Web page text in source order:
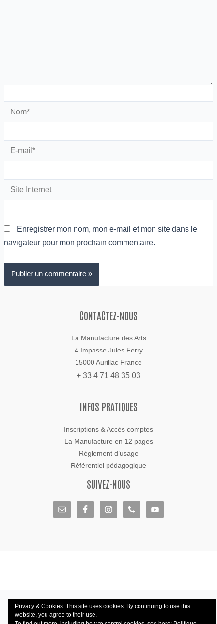
Nom*
E-
mail*
Site
Internet
Enregistrer mon nom, mon e-mail et mon site dans le
navigateur pour mon prochain commentaire.
CONTACTEZ-NOUS
La Manufacture des Arts
4 Impasse Jules Ferry
15000 Aurillac France
+ 33 4 71 48 35 03
INFOS PRATIQUES
Inscriptions & Accès comptes
La Manufacture en 12 pages
Règlement d’usage
Référentiel pédagogique
SUIVEZ-NOUS
Privacy & Cookies: This site uses cookies. By continuing to use this
website, you agree to their use.